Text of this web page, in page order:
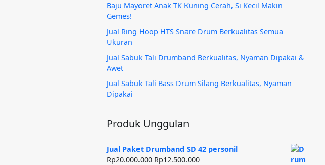
Baju Mayoret Anak TK Kuning Cerah, Si Kecil Makin
Gemes!
Jual Ring Hoop HTS Snare Drum Berkualitas Semua
Ukuran
Jual Sabuk Tali Drumband Berkualitas, Nyaman Dipakai &
Awet
Jual Sabuk Tali Bass Drum Silang Berkualitas, Nyaman
Dipakai
Produk Unggulan
Jual Paket Drumband SD 42 personil
Rp20.000.000 Harga
Rp12.500.000Harga